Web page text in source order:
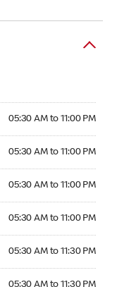
05:30 AM to 11:00 PM
05:30 AM to 11:00 PM
05:30 AM to 11:00 PM
05:30 AM to 11:00 PM
05:30 AM to 11:30 PM